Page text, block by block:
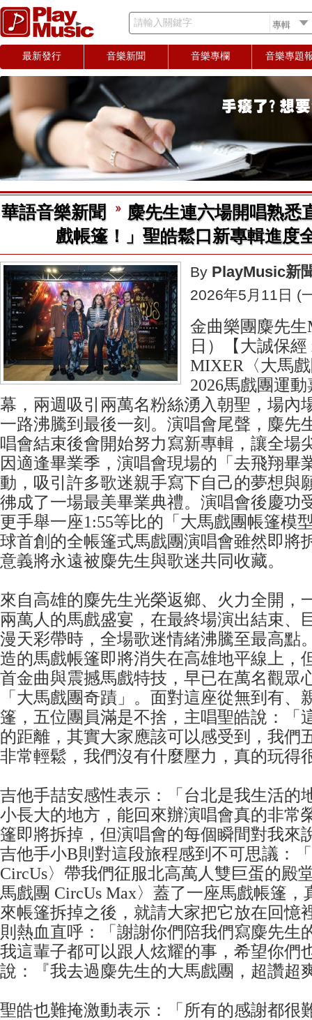
請輸入關鍵字
最新發行 音樂新聞 音樂專欄 音樂專題
華語音樂新聞
麋先生連六場開唱熟悉
戲帳篷！」聖皓鬆口新專輯進度
By PlayMusic新
2026年5月11日 (
金曲樂團麋先
日）【大誠保
MIXER〈大馬
2026馬戲團運
幕，兩週吸引兩萬名粉絲湧入朝聖，場內
一路沸騰到最後一刻。演唱會尾聲，麋先
唱會結束後會開始努力寫新專輯，讓全場
因適逢畢業季，演唱會現場的「去飛翔畢
動，吸引許多歌迷親手寫下自己的夢想與
彿成了一場最美畢業典禮。演唱會後慶功
更手舉一座1:55等比的「大馬戲團帳篷模
球首創的全帳篷式馬戲團演唱會雖然即將
意義將永遠被麋先生與歌迷共同收藏。
來自高雄的麋先生光榮返鄉、火力全開，
兩萬人的馬戲盛宴，在最終場演出結束、
漫天彩帶時，全場歌迷情緒沸騰至最高點
造的馬戲帳篷即將消失在高雄地平線上，
首金曲與震撼馬戲特技，早已在萬名觀眾
「大馬戲團奇蹟」。面對這座從無到有、
篷，五位團員滿是不捨，主唱聖皓說：「
的距離，其實大家應該可以感受到，我們
非常輕鬆，我們沒有什麼壓力，真的玩得
吉他手喆安感性表示：「台北是我生活的
小長大的地方，能回來辦演唱會真的非常
篷即將拆掉，但演唱會的每個瞬間對我來
吉他手小B則對這段旅程感到不可思議：
CircUs〉帶我們征服北高萬人雙巨蛋的殿
馬戲團 CircUs Max〉蓋了一座馬戲帳篷，
來帳篷拆掉之後，就請大家把它放在回憶
則熱血直呼：「謝謝你們陪我們寫麋先生
我這輩子都可以跟人炫耀的事，希望你們
說：『我去過麋先生的大馬戲團，超讚超
聖皓也難掩激動表示：「所有的感謝都很